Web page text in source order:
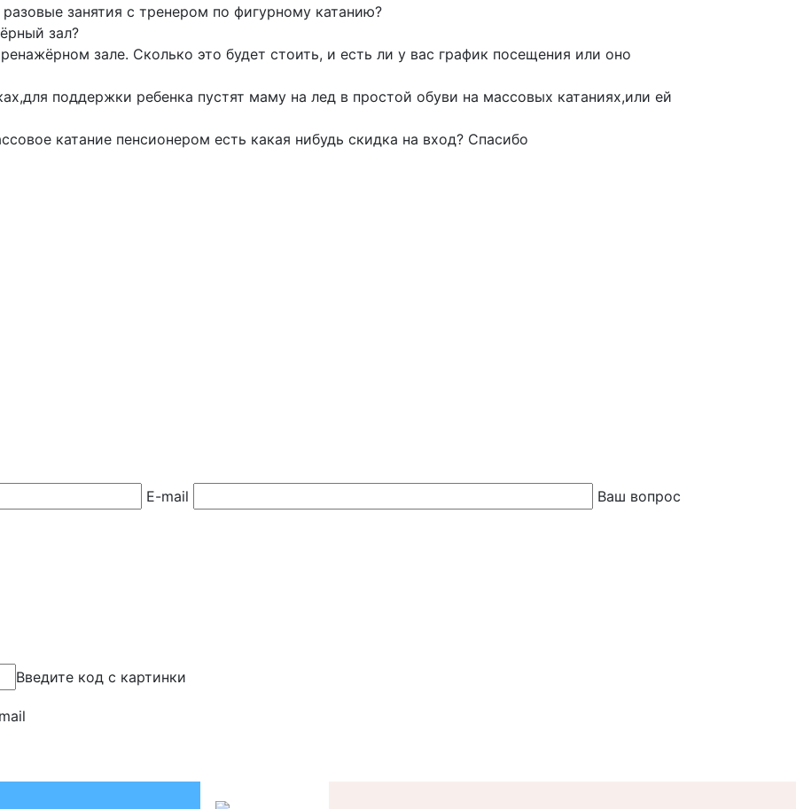
занятия с тренером по фигурному катанию?
зал?
зале. Сколько это будет стоить, и есть ли у вас график посещения или оно
поддержки ребенка пустят маму на лед в простой обуви на массовых катаниях,или ей
катание пенсионером есть какая нибудь скидка на вход? Спасибо
E-mail Ваш вопрос
Введите код с картинки